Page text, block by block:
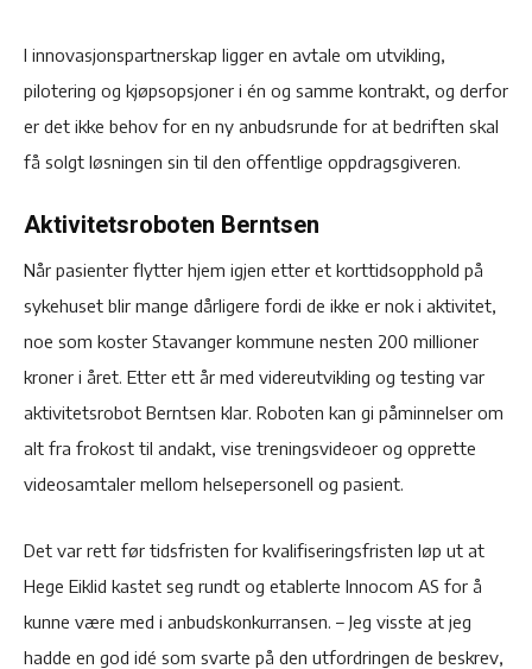
I innovasjonspartnerskap ligger en avtale om utvikling,
pilotering og kjøpsopsjoner i én og samme kontrakt, og derfor
er det ikke behov for en ny anbudsrunde for at bedriften skal
få solgt løsningen sin til den offentlige oppdragsgiveren.
Aktivitetsroboten Berntsen
Når pasienter flytter hjem igjen etter et korttidsopphold på
sykehuset blir mange dårligere fordi de ikke er nok i aktivitet,
noe som koster Stavanger kommune nesten 200 millioner
kroner i året. Etter ett år med videreutvikling og testing var
aktivitetsrobot Berntsen klar. Roboten kan gi påminnelser om
alt fra frokost til andakt, vise treningsvideoer og opprette
videosamtaler mellom helsepersonell og pasient.
Det var rett før tidsfristen for kvalifiseringsfristen løp ut at
Hege Eiklid kastet seg rundt og etablerte Innocom AS for å
kunne være med i anbudskonkurransen. – Jeg visste at jeg
hadde en god idé som svarte på den utfordringen de beskrev,